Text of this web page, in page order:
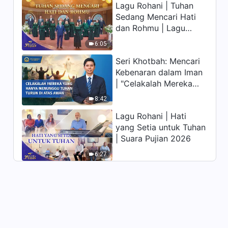
4:47
Firman Tuhan Harian:
Menyingkapkan Kerusakan
Manusia | Kutipan 368
4:21
Firman Tuhan Harian:
Menyingkapkan Kerusakan
Manusia | Kutipan 369
memiliki hidup yang
kekal"?
6:05
Lagu Rohani | Tuhan
Sedang Mencari Hati
dan Rohmu | Lagu
8:42
Seri Khotbah: Mencari
Kebenaran dalam Iman
| "Celakalah Mereka
Awan"
6:27
Lagu Rohani | Hati
yang Setia untuk Tuhan
| Suara Pujian 2026